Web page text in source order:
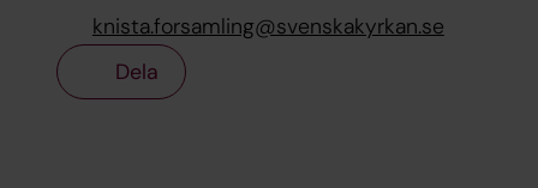
knista.forsamling@svenskakyrkan.se
Dela